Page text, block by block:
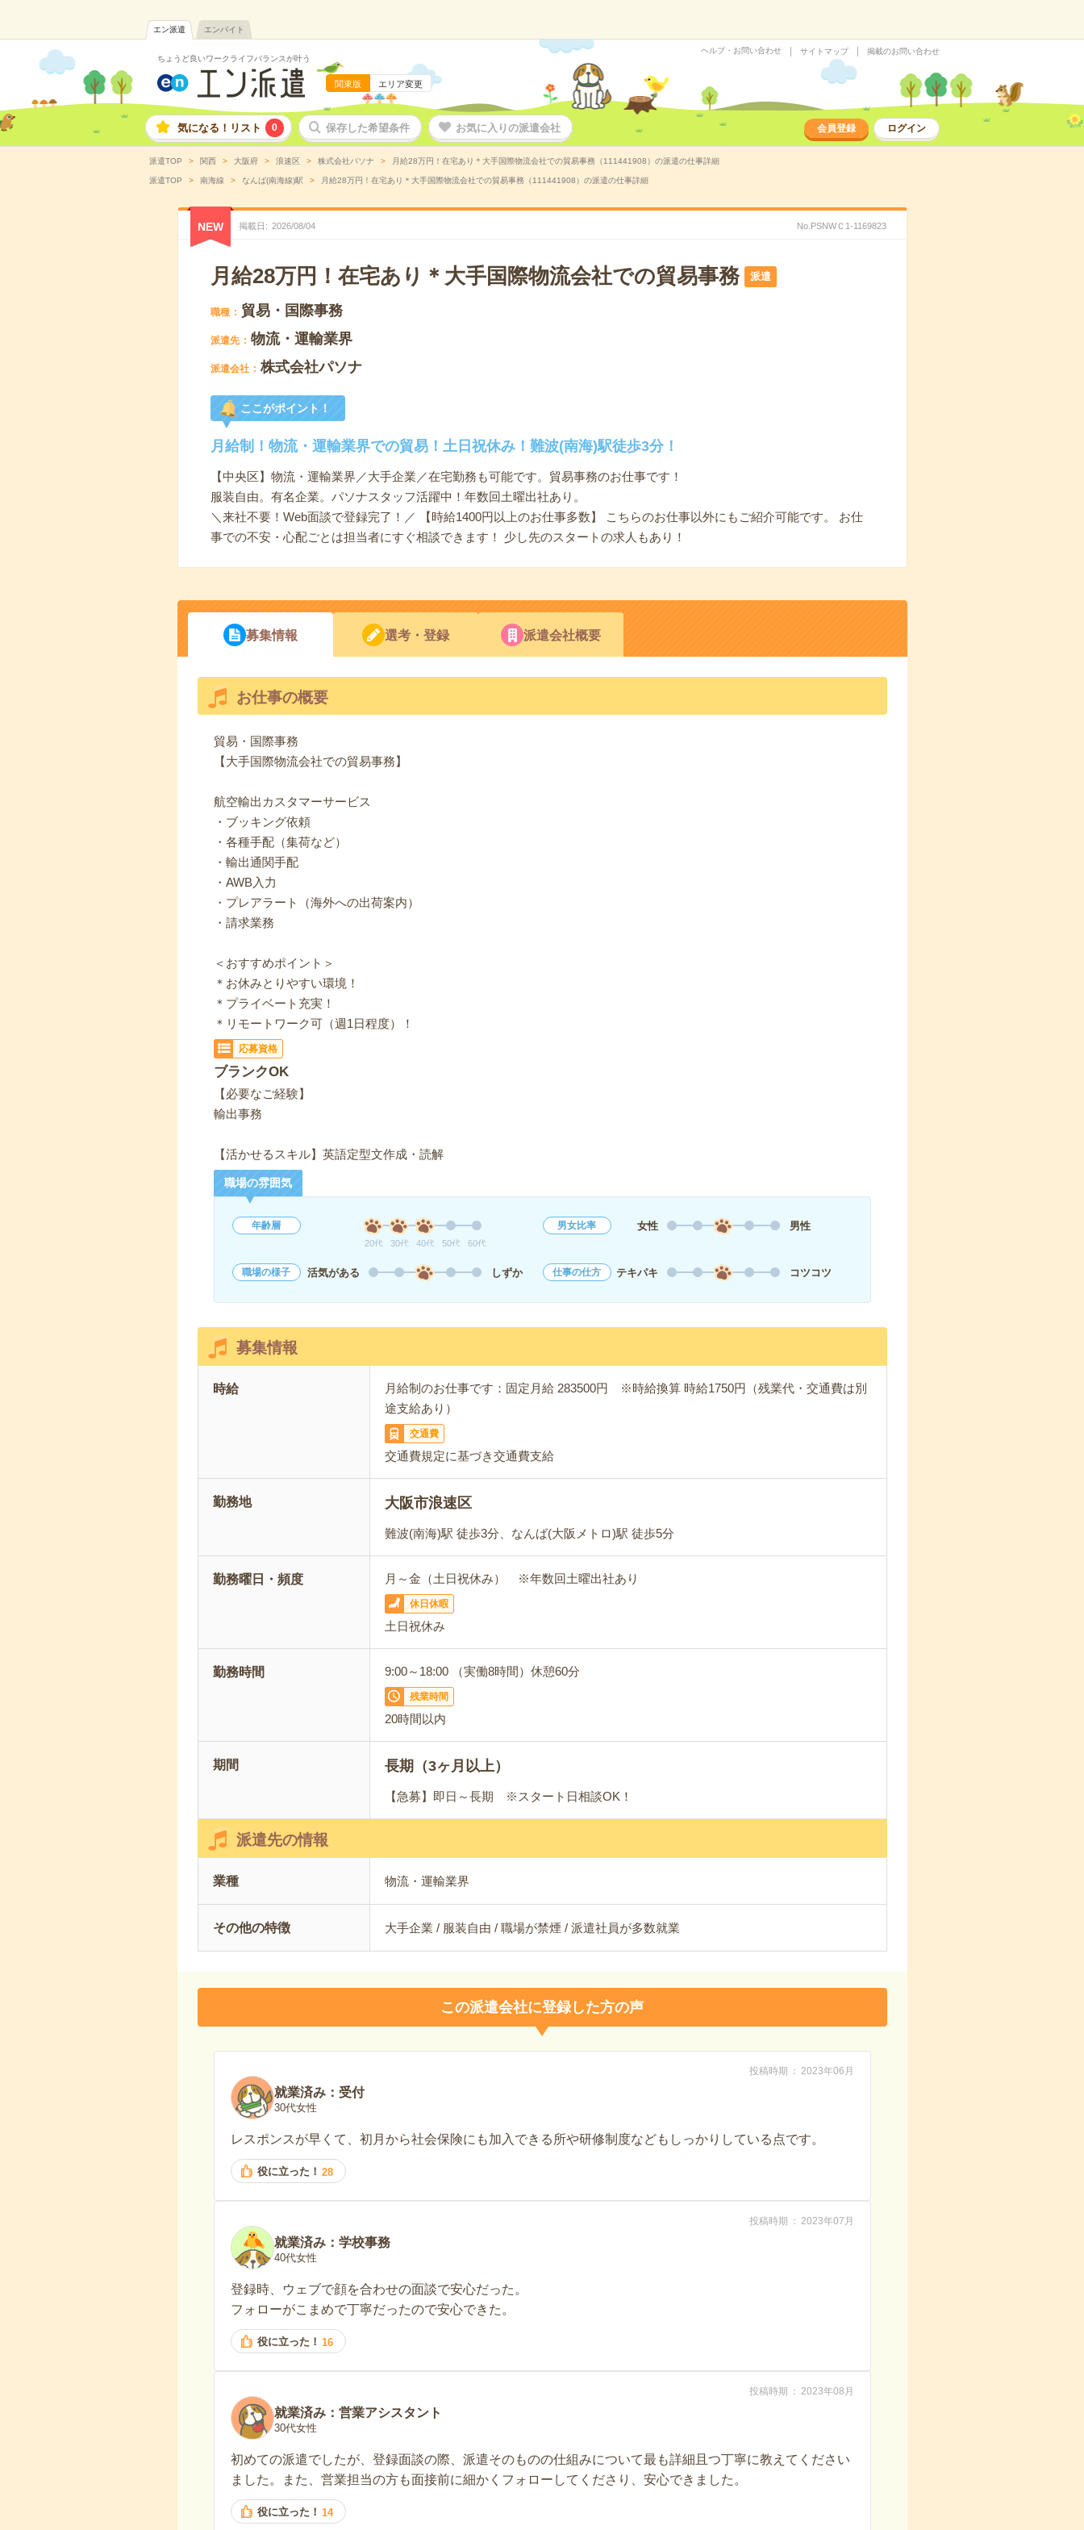
エン派遣 エンバイト
ちょうど良いワークライフバランスが叶う
関東版 エリア変更
ヘルプ・お問い合わせ サイトマップ 掲載のお問い合わせ
気になる！リスト 0 保存した希望条件 お気に入りの派遣会社 会員登録 ログイン
派遣TOP 関西 大阪府 浪速区 株式会社パソナ 月給28万円！在宅あり＊大手国際物流会社での貿易事務（111441908）の派遣の仕事詳細
派遣TOP 南海線 なんば(南海線)駅 月給28万円！在宅あり＊大手国際物流会社での貿易事務（111441908）の派遣の仕事詳細
NEW 掲載日 2026/08/04 No.PSNWＣ1-1169823
月給28万円！在宅あり＊大手国際物流会社での貿易事務 派遣
職種 貿易・国際事務
派遣先 物流・運輸業界
派遣会社 株式会社パソナ
ここがポイント！
月給制！物流・運輸業界での貿易！土日祝休み！難波(南海)駅徒歩3分！
【中央区】物流・運輸業界／大手企業／在宅勤務も可能です。貿易事務のお仕事です！
服装自由。有名企業。パソナスタッフ活躍中！年数回土曜出社あり。
＼来社不要！Web面談で登録完了！／ 【時給1400円以上のお仕事多数】 こちらのお仕事以外にもご紹介可能です。 お仕
事での不安・心配ごとは担当者にすぐ相談できます！ 少し先のスタートの求人もあり！
募集情報 選考・登録 派遣会社概要
お仕事の概要
貿易・国際事務
【大手国際物流会社での貿易事務】
航空輸出カスタマーサービス
・ブッキング依頼
・各種手配（集荷など）
・輸出通関手配
・AWB入力
・プレアラート（海外への出荷案内）
・請求業務
＜おすすめポイント＞
＊お休みとりやすい環境！
＊プライベート充実！
＊リモートワーク可（週1日程度）！
応募資格
ブランクOK
【必要なご経験】
輸出事務
【活かせるスキル】英語定型文作成・読解
職場の雰囲気
年齢層
20代 30代 40代 50代 60代
男女比率 女性 男性
職場の様子 活気がある しずか 仕事の仕方 テキパキ コツコツ
募集情報
時給
月給制のお仕事です：固定月給 283500円 ※時給換算 時給1750円（残業代・交通費は別
途支給あり）
交通費
交通費規定に基づき交通費支給
勤務地 大阪市浪速区
難波(南海)駅 徒歩3分、なんば(大阪メトロ)駅 徒歩5分
勤務曜日・頻度 月～金（土日祝休み） ※年数回土曜出社あり
休日休暇
土日祝休み
勤務時間 9:00～18:00 （実働8時間）休憩60分
残業時間
20時間以内
期間 長期（3ヶ月以上）
【急募】即日～長期 ※スタート日相談OK！
派遣先の情報
業種 物流・運輸業界
その他の特徴 大手企業 / 服装自由 / 職場が禁煙 / 派遣社員が多数就業
この派遣会社に登録した方の声
投稿時期 2023年06月
就業済み：受付
30代女性
レスポンスが早くて、初月から社会保険にも加入できる所や研修制度などもしっかりしている点です。
役に立った！ 28
投稿時期 2023年07月
就業済み：学校事務
40代女性
登録時、ウェブで顔を合わせの面談で安心だった。
フォローがこまめで丁寧だったので安心できた。
役に立った！ 16
投稿時期 2023年08月
就業済み：営業アシスタント
30代女性
初めての派遣でしたが、登録面談の際、派遣そのものの仕組みについて最も詳細且つ丁寧に教えてください
ました。また、営業担当の方も面接前に細かくフォローしてくださり、安心できました。
役に立った！ 14